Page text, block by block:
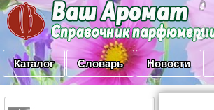
Каталог Словарь Новости